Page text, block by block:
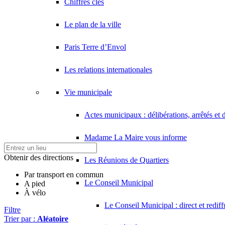
Chiffres clés
Le plan de la ville
Paris Terre d’Envol
Les relations internationales
Vie municipale
Actes municipaux : délibérations, arrêtés et
Madame La Maire vous informe
Les Réunions de Quartiers
Le Conseil Municipal
Le Conseil Municipal : direct et
Obtenir des directions
Par transport en commun
A pied
À vélo
Filtre
Trier par : Aléatoire